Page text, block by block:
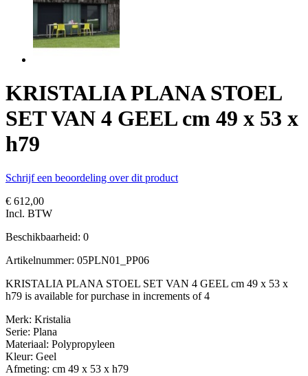
KRISTALIA PLANA STOEL
SET VAN 4 GEEL cm 49 x 53 x
h79
Schrijf een beoordeling over dit product
€ 612,00
Incl. BTW
Beschikbaarheid: 0
Artikelnummer: 05PLN01_PP06
KRISTALIA PLANA STOEL SET VAN 4 GEEL cm 49 x 53 x
h79 is available for purchase in increments of 4
Merk: Kristalia
Serie: Plana
Materiaal: Polypropyleen
Kleur: Geel
Afmeting: cm 49 x 53 x h79